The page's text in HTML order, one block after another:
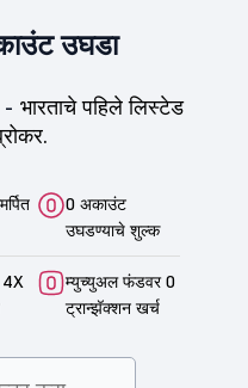
उघडा
- भारताचे पहिले लिस्टेड
0 अकाउंट
उघडण्याचे शुल्क
4X
म्युच्युअल फंडवर 0
ट्रान्झॅक्शन खर्च